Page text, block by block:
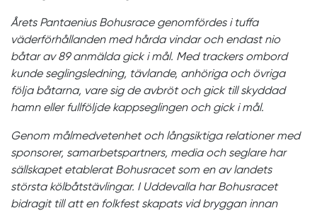
Årets Pantaenius Bohusrace genomfördes i tuffa
väderförhållanden med hårda vindar och endast nio
båtar av 89 anmälda gick i mål. Med trackers ombord
kunde seglingsledning, tävlande, anhöriga och övriga
följa båtarna, vare sig de avbröt och gick till skyddad
hamn eller fullföljde kappseglingen och gick i mål.
Genom målmedvetenhet och långsiktiga relationer med
sponsorer, samarbetspartners, media och seglare har
sällskapet etablerat Bohusracet som en av landets
största kölbåtstävlingar. I Uddevalla har Bohusracet
bidragit till att en folkfest skapats vid bryggan innan